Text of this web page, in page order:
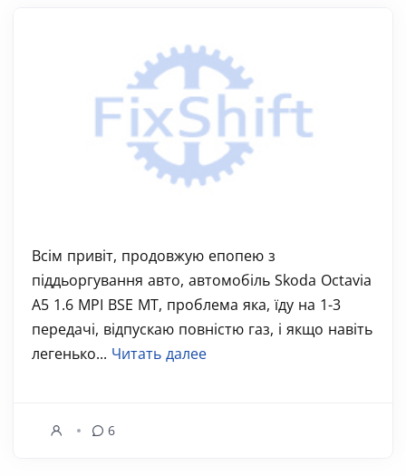
Всім привіт, продовжую епопею з
піддьоргування авто, автомобіль Skoda Octavia
A5 1.6 MPI BSE MT, проблема яка, їду на 1-3
передачі, відпускаю повністю газ, і якщо навіть
легенько... Читать далее
6